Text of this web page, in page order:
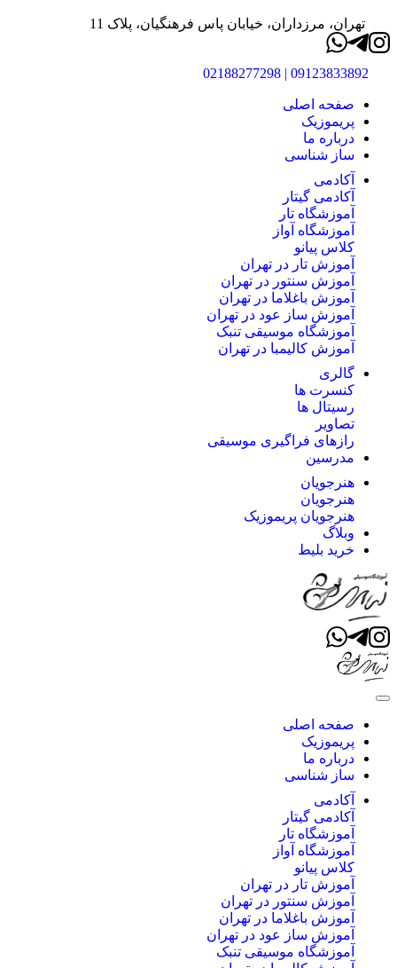
تهران، مرزداران، خیابان پاس فرهنگیان، پلاک 11
09123833892 | 02188277298
صفحه اصلی
پریموزیک
درباره ما
ساز شناسی
آکادمی
آکادمی گیتار
آموزشگاه تار
آموزشگاه آواز
کلاس پیانو
آموزش تار در تهران
آموزش سنتور در تهران
آموزش باغلاما در تهران
آموزش ساز عود در تهران
آموزشگاه موسیقی تنبک
آموزش کالیمبا در تهران
گالری
کنسرت ها
رسیتال ها
تصاویر
رازهای فراگیری موسیقی
مدرسین
هنرجویان
هنرجویان
هنرجویان پریموزیک
وبلاگ
خرید بلیط
صفحه اصلی
پریموزیک
درباره ما
ساز شناسی
آکادمی
آکادمی گیتار
آموزشگاه تار
آموزشگاه آواز
کلاس پیانو
آموزش تار در تهران
آموزش سنتور در تهران
آموزش باغلاما در تهران
آموزش ساز عود در تهران
آموزشگاه موسیقی تنبک